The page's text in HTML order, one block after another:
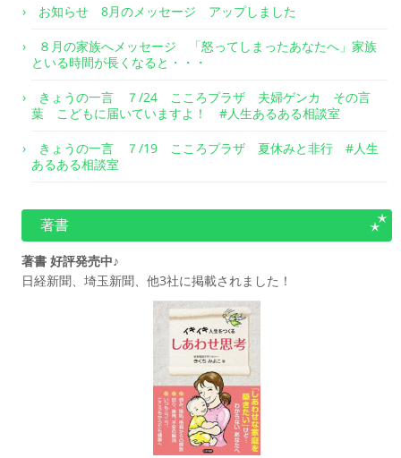
お知らせ 8月のメッセージ アップしました
８月の家族へメッセージ 「怒ってしまったあなたへ」家族
といる時間が長くなると・・・
きょうの一言 ７/24 こころプラザ 夫婦ゲンカ その言
葉 こどもに届いていますよ！ #人生あるある相談室
きょうの一言 ７/19 こころプラザ 夏休みと非行 #人生
あるある相談室
著書
著書 好評発売中♪
日経新聞、埼玉新聞、他3社に掲載されました！